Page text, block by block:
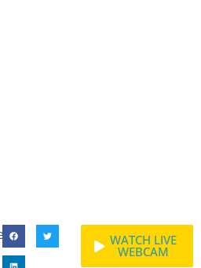
WATCH LIVE
WEBCAM